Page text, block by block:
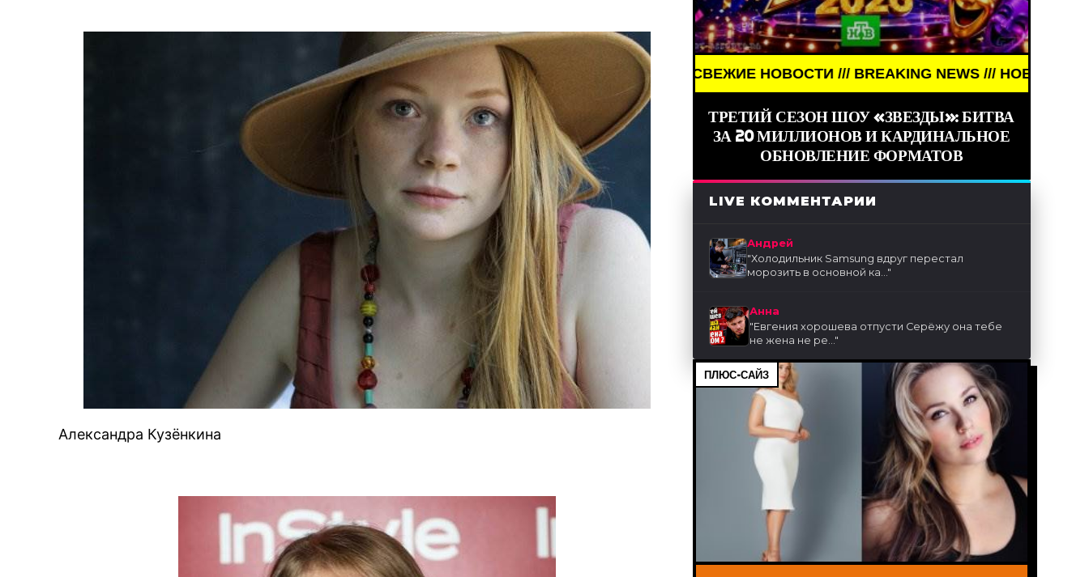
Александра Кузёнкина
BREAKING NEWS /// НОВОСТИ (СМИ) /// СВЕЖИЕ НОВОСТИ /// BREAKING NEWS /// НОВОСТИ (СМИ) /// СВЕЖИЕ
ТРЕТИЙ СЕЗОН ШОУ «ЗВЕЗДЫ»: БИТВА
ЗА 20 МИЛЛИОНОВ И КАРДИНАЛЬНОЕ
ОБНОВЛЕНИЕ ФОРМАТОВ
LIVE КОММЕНТАРИИ
Андрей
"Холодильник Samsung вдруг перестал
морозить в основной ка..."
Анна
"Евгения хорошева отпусти Серёжу она тебе
не жена не ре..."
ПЛЮС-САЙЗ